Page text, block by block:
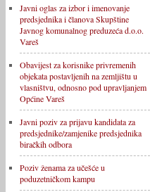
Javni oglas za izbor i imenovanje
predsjednika i članova Skupštine
Javnog komunalnog preduzeća d.o.o.
Vareš
Obavijest za korisnike privremenih
objekata postavljenih na zemljištu u
vlasništvu, odnosno pod upravljanjem
Općine Vareš
Javni poziv za prijavu kandidata za
predsjednike/zamjenike predsjednika
biračkih odbora
Poziv ženama za učešće u
poduzetničkom kampu